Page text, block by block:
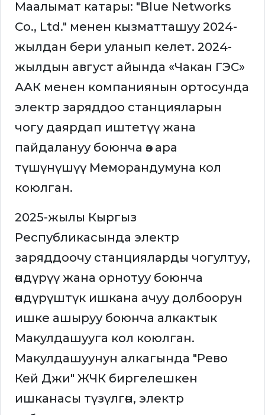
Маалымат катары: "Blue Networks
Co., Ltd." менен кызматташуу 2024-
жылдан бери уланып келет. 2024-
жылдын август айында «Чакан ГЭС»
ААК менен компаниянын ортосунда
электр заряддоо станцияларын
чогу даярдап иштетүү жана
пайдалануу боюнча өз ара
түшүнүшүү Меморандумуна кол
коюлган.
2025-жылы Кыргыз
Республикасында электр
заряддоочу станцияларды чогултуу,
өндүрүү жана орнотуу боюнча
өндүрүштүк ишкана ачуу долбоорун
ишке ашыруу боюнча алкактык
Макулдашууга кол коюлган.
Макулдашуунун алкагында "Рево
Кей Джи" ЖЧК биргелешкен
ишканасы түзүлгөн, электр